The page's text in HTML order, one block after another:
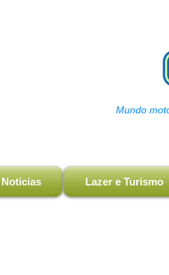
Mundo
Noticias Lazer e Turismo